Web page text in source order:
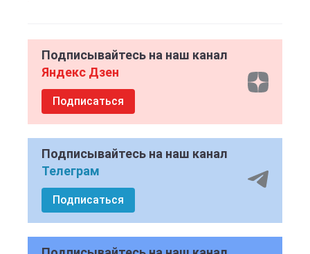
Подписывайтесь на наш канал
Яндекс Дзен
Подписаться
Подписывайтесь на наш канал
Телеграм
Подписаться